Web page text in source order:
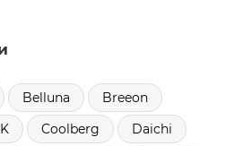
Belluna
Breeon
Coolberg
Daichi